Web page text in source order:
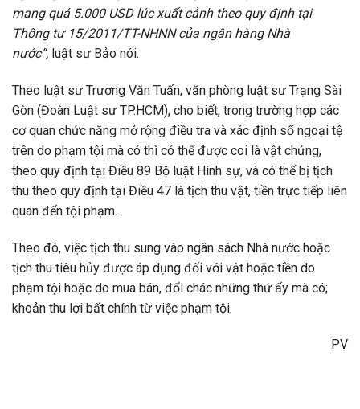
mang quá 5.000 USD lúc xuất cảnh theo quy định tại
Thông tư 15/2011/TT-NHNN của ngân hàng Nhà
nước”, luật sư Bảo nói.
Theo luật sư Trương Văn Tuấn, văn phòng luật sư Trạng Sài
Gòn (Đoàn Luật sư TP.HCM), cho biết, trong trường hợp các
cơ quan chức năng mở rộng điều tra và xác định số ngoại tệ
trên do phạm tội mà có thì có thể được coi là vật chứng,
theo quy định tại Điều 89 Bộ luật Hình sự, và có thể bị tịch
thu theo quy định tại Điều 47 là tịch thu vật, tiền trực tiếp liên
quan đến tội phạm.
Theo đó, việc tịch thu sung vào ngân sách Nhà nước hoặc
tịch thu tiêu hủy được áp dụng đối với vật hoặc tiền do
phạm tội hoặc do mua bán, đổi chác những thứ ấy mà có;
khoản thu lợi bất chính từ việc phạm tội.
PV